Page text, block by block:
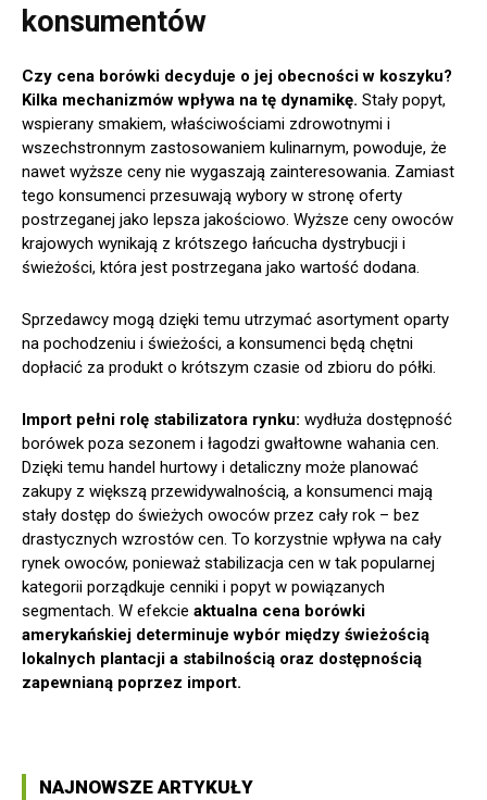
konsumentów
Czy cena borówki decyduje o jej obecności w koszyku?
Kilka mechanizmów wpływa na tę dynamikę. Stały popyt,
wspierany smakiem, właściwościami zdrowotnymi i
wszechstronnym zastosowaniem kulinarnym, powoduje, że
nawet wyższe ceny nie wygaszają zainteresowania. Zamiast
tego konsumenci przesuwają wybory w stronę oferty
postrzeganej jako lepsza jakościowo. Wyższe ceny owoców
krajowych wynikają z krótszego łańcucha dystrybucji i
świeżości, która jest postrzegana jako wartość dodana.
Sprzedawcy mogą dzięki temu utrzymać asortyment oparty
na pochodzeniu i świeżości, a konsumenci będą chętni
dopłacić za produkt o krótszym czasie od zbioru do półki.
Import pełni rolę stabilizatora rynku: wydłuża dostępność
borówek poza sezonem i łagodzi gwałtowne wahania cen.
Dzięki temu handel hurtowy i detaliczny może planować
zakupy z większą przewidywalnością, a konsumenci mają
stały dostęp do świeżych owoców przez cały rok – bez
drastycznych wzrostów cen. To korzystnie wpływa na cały
rynek owoców, ponieważ stabilizacja cen w tak popularnej
kategorii porządkuje cenniki i popyt w powiązanych
segmentach. W efekcie aktualna cena borówki
amerykańskiej determinuje wybór między świeżością
lokalnych plantacji a stabilnością oraz dostępnością
zapewnianą poprzez import.
NAJNOWSZE ARTYKUŁY